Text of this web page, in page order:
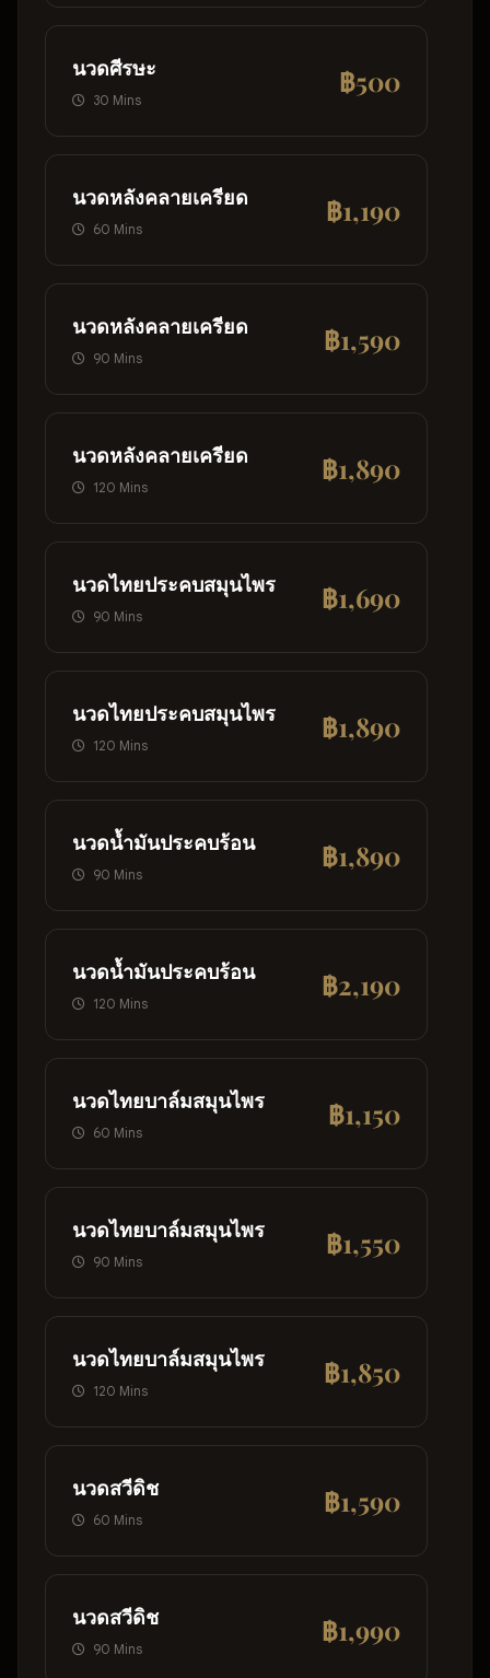
นวดศีรษะ
30 Mins
฿500
นวดหลังคลายเครียด
60 Mins
฿1,190
นวดหลังคลายเครียด
90 Mins
฿1,590
นวดหลังคลายเครียด
120 Mins
฿1,890
นวดไทยประคบสมุนไพร
90 Mins
฿1,690
นวดไทยประคบสมุนไพร
120 Mins
฿1,890
นวดน้ำมันประคบร้อน
90 Mins
฿1,890
นวดน้ำมันประคบร้อน
120 Mins
฿2,190
นวดไทยบาล์มสมุนไพร
60 Mins
฿1,150
นวดไทยบาล์มสมุนไพร
90 Mins
฿1,550
นวดไทยบาล์มสมุนไพร
120 Mins
฿1,850
นวดสวีดิช
60 Mins
฿1,590
นวดสวีดิช
90 Mins
฿1,990